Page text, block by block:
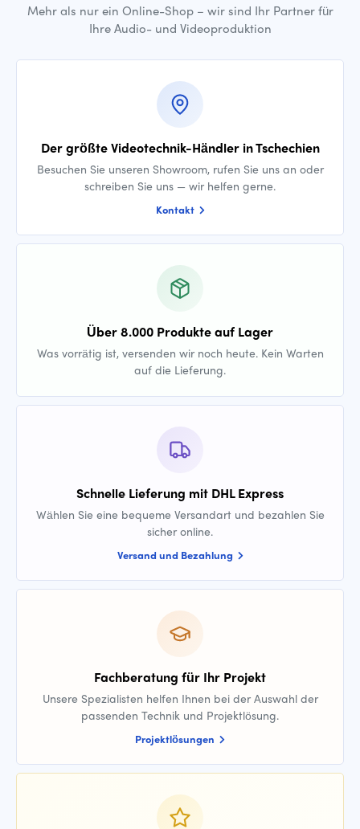
Mehr als nur ein Online-Shop – wir sind Ihr Partner für
Ihre Audio- und Videoproduktion
Der größte Videotechnik-Händler in Tschechien
Besuchen Sie unseren Showroom, rufen Sie uns an oder
schreiben Sie uns — wir helfen gerne.
Kontakt
Über 8.000 Produkte auf Lager
Was vorrätig ist, versenden wir noch heute. Kein Warten
auf die Lieferung.
Schnelle Lieferung mit DHL Express
Wählen Sie eine bequeme Versandart und bezahlen Sie
sicher online.
Versand und Bezahlung
Fachberatung für Ihr Projekt
Unsere Spezialisten helfen Ihnen bei der Auswahl der
passenden Technik und Projektlösung.
Projektlösungen